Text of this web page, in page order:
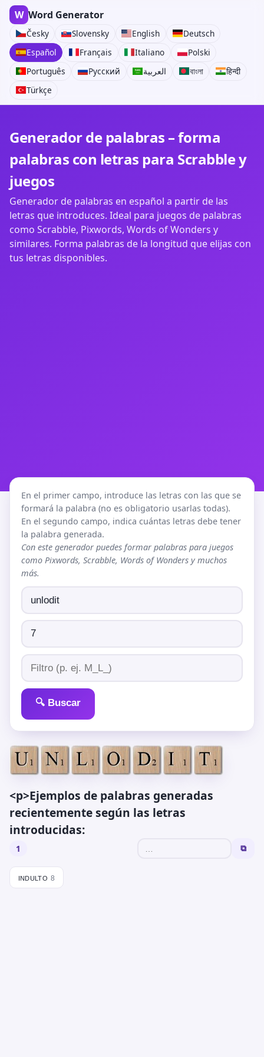
W Word Generator
Česky Slovensky English
Deutsch
Español
Français Italiano
Polski
Português
Русский العربية বাংলা
हिन्दी
Türkçe
Generador de palabras – forma
palabras con letras para Scrabble y
juegos
Generador de palabras en español a partir de las
letras que introduces. Ideal para juegos de palabras
como Scrabble, Pixwords, Words of Wonders y
similares. Forma palabras de la longitud que elijas con
tus letras disponibles.
En el primer campo, introduce las letras con las que se
formará la palabra (no es obligatorio usarlas todas).
En el segundo campo, indica cuántas letras debe tener
la palabra generada.
Con este generador puedes formar palabras para juegos
como Pixwords, Scrabble, Words of Wonders y muchos
más.
🔍 Buscar
<p>Ejemplos de palabras generadas
recientemente según las letras
introducidas:
1 ⧉
indulto 8